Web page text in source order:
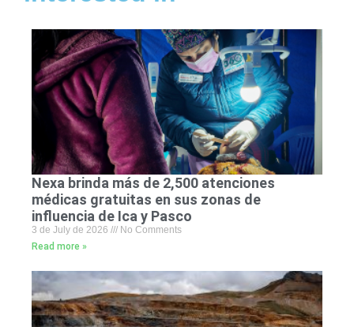
Nexa brinda más de 2,500 atenciones
médicas gratuitas en sus zonas de
influencia de Ica y Pasco
3 de July de 2026
No Comments
Read more »